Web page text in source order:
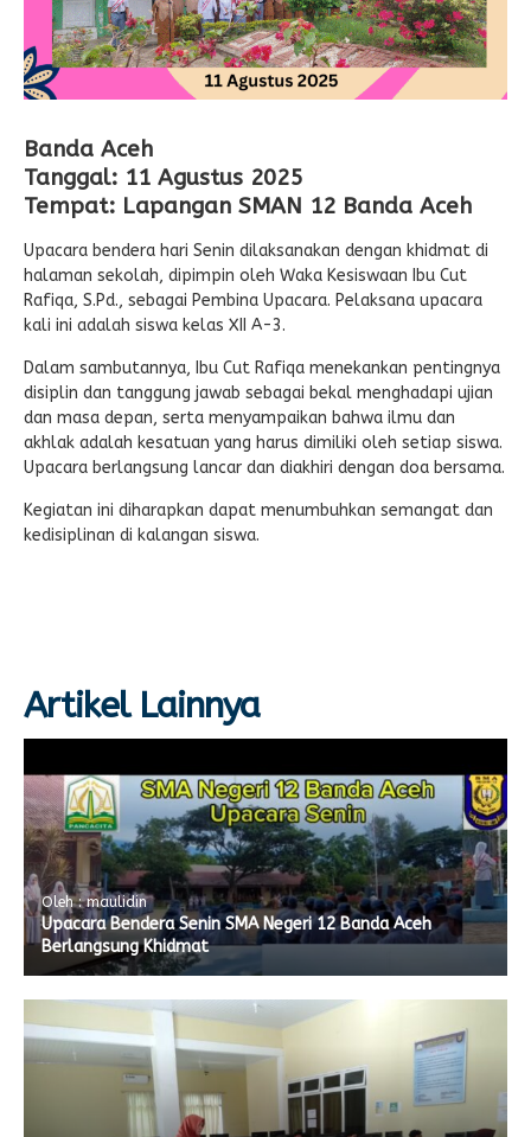
Banda Aceh
Tanggal: 11 Agustus 2025
Tempat: Lapangan SMAN 12 Banda Aceh
Upacara bendera hari Senin dilaksanakan dengan khidmat di
halaman sekolah, dipimpin oleh Waka Kesiswaan Ibu Cut
Rafiqa, S.Pd., sebagai Pembina Upacara. Pelaksana upacara
kali ini adalah siswa kelas XII A-3.
Dalam sambutannya, Ibu Cut Rafiqa menekankan pentingnya
disiplin dan tanggung jawab sebagai bekal menghadapi ujian
dan masa depan, serta menyampaikan bahwa ilmu dan
akhlak adalah kesatuan yang harus dimiliki oleh setiap siswa.
Upacara berlangsung lancar dan diakhiri dengan doa bersama.
Kegiatan ini diharapkan dapat menumbuhkan semangat dan
kedisiplinan di kalangan siswa.
Artikel Lainnya
Oleh : maulidin
Upacara Bendera Senin SMA Negeri 12 Banda Aceh
Berlangsung Khidmat